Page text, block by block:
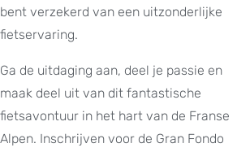
bent verzekerd van een uitzonderlijke
fietservaring.
Ga de uitdaging aan, deel je passie en
maak deel uit van dit fantastische
fietsavontuur in het hart van de Franse
Alpen. Inschrijven voor de Gran Fondo